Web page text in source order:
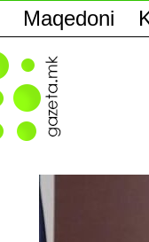
Maqedoni